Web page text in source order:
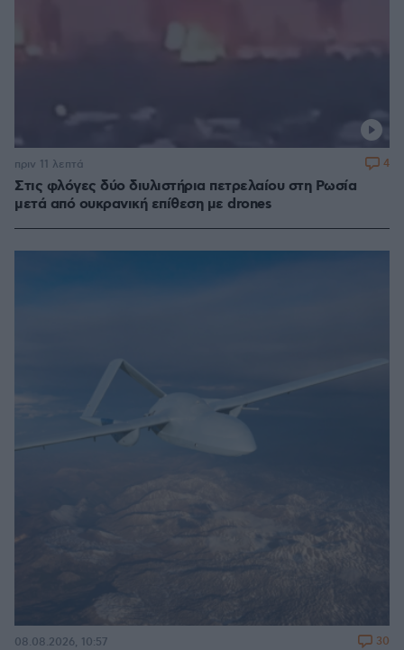
Στις φλόγες δύο διυλιστήρια πετρελαίου στη Ρωσία
μετά από ουκρανική επίθεση με drones
πριν 11 λεπτά 4
08.08.2026, 10:57 30